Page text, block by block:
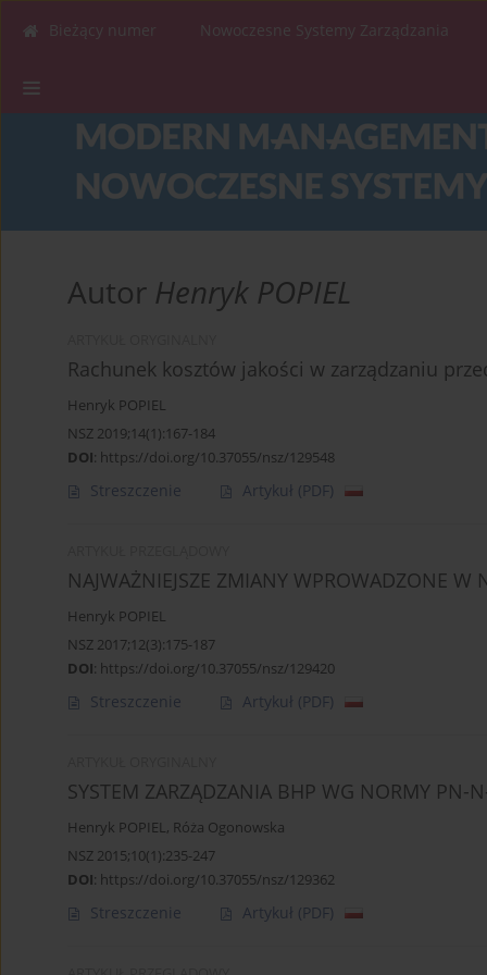
Bieżący numer Nowoczesne Systemy Zarządzania
Autor Henryk POPIEL
Rachunek kosztów jakości w zarządzaniu
Henryk POPIEL
NSZ 2019;14(1):167-184
DOI: https://doi.org/10.37055/nsz/129548
Streszczenie Artykuł (PDF)
NAJWAŻNIEJSZE ZMIANY WPROWADZONE
Henryk POPIEL
NSZ 2017;12(3):175-187
DOI: https://doi.org/10.37055/nsz/129420
Streszczenie Artykuł (PDF)
SYSTEM ZARZĄDZANIA BHP WG NORMY PN-
Henryk POPIEL, Róża Ogonowska
NSZ 2015;10(1):235-247
DOI: https://doi.org/10.37055/nsz/129362
Streszczenie Artykuł (PDF)